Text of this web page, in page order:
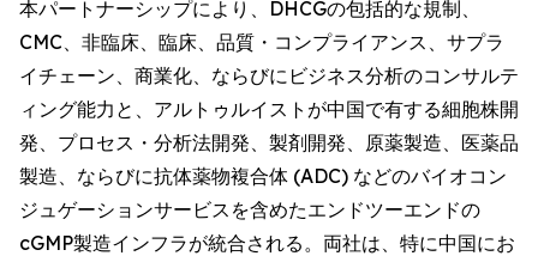
本パートナーシップにより、DHCGの包括的な規制、
CMC、非臨床、臨床、品質・コンプライアンス、サプラ
イチェーン、商業化、ならびにビジネス分析のコンサルテ
ィング能力と、アルトゥルイストが中国で有する細胞株開
発、プロセス・分析法開発、製剤開発、原薬製造、医薬品
製造、ならびに抗体薬物複合体 (ADC) などのバイオコン
ジュゲーションサービスを含めたエンドツーエンドの
cGMP製造インフラが統合される。両社は、特に中国にお